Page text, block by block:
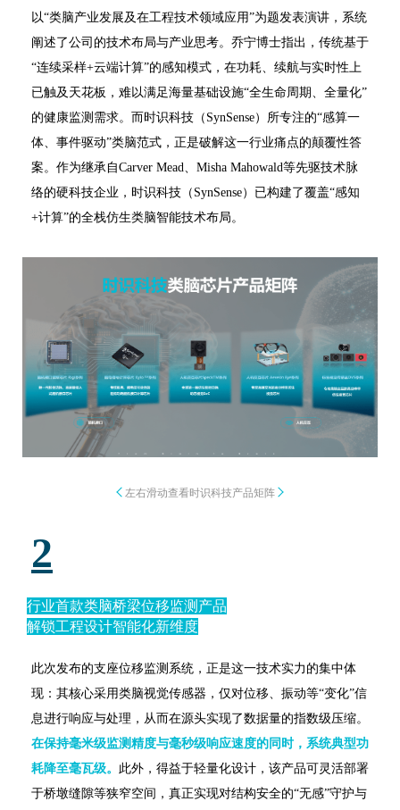
以“类脑产业发展及在工程技术领域应用”为题发表演讲，系统
阐述了公司的技术布局与产业思考。乔宁博士指出，传统基于
“连续采样+云端计算”的感知模式，在功耗、续航与实时性上
已触及天花板，难以满足海量基础设施“全生命周期、全量化”
的健康监测需求。而时识科技（SynSense）所专注的“感算一
体、事件驱动”类脑范式，正是破解这一行业痛点的颠覆性答
案。作为继承自Carver Mead、Misha Mahowald等先驱技术脉
络的硬科技企业，时识科技（SynSense）已构建了覆盖“感知
+计算”的全栈仿生类脑智能技术布局。
左右滑动查看时识科技产品矩阵
2
行业首款类脑桥梁位移监测产品
解锁工程设计智能化新维度
此次发布的支座位移监测系统，正是这一技术实力的集中体
现：其核心采用类脑视觉传感器，仅对位移、振动等“变化”信
息进行响应与处理，从而在源头实现了数据量的指数级压缩。
在保持毫米级监测精度与毫秒级响应速度的同时，系统典型功
耗降至毫瓦级。 此外，得益于轻量化设计，该产品可灵活部署
于桥墩缝隙等狭窄空间，真正实现对结构安全的“无感”守护与